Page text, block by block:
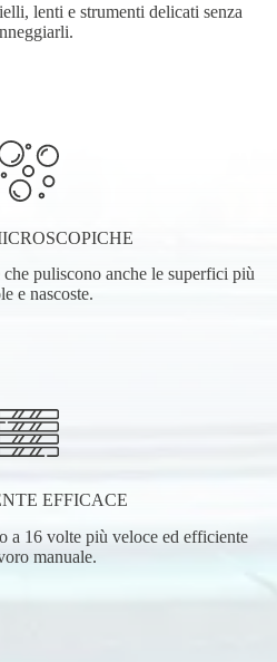
lenti e strumenti delicati senza
puliscono anche le superfici più
e nascoste.
EFFICACE
a 16 volte più veloce ed efficiente
manuale.